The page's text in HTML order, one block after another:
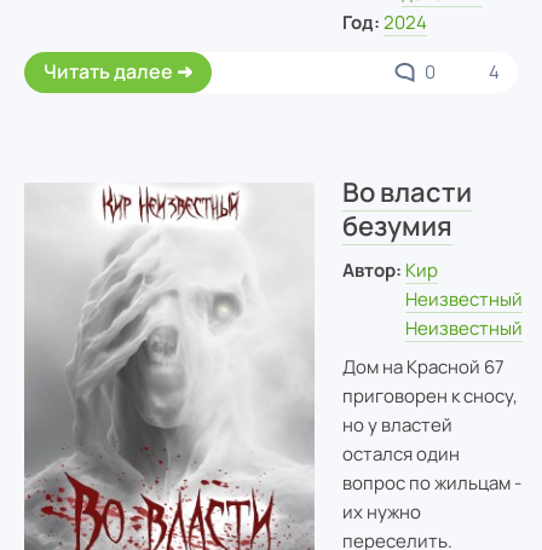
Год: 2024
Читать далее 0 4
Во власти
безумия
Автор: Кир
Неизвестный
Неизвестный
Дом на Красной 67
приговорен к сносу,
но у властей
остался один
вопрос по жильцам -
их нужно
переселить.